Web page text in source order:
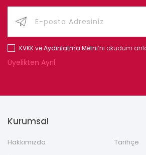
KVKK ve Aydınlatma Metni’ni okudum
Üyelikten Ayrıl
Kurumsal
Hakkımızda
Tarihçe